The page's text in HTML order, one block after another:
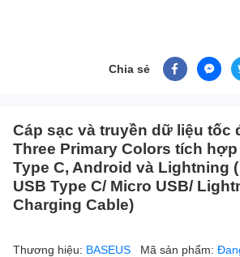
Chia sẻ
Cáp sạc và truyền dữ liệu tốc
Three Primary Colors tích
Type C, Android và Lightning
USB Type C/ Micro USB/
Charging Cable)
Thương hiệu: BASEUS Mã sản phẩm: